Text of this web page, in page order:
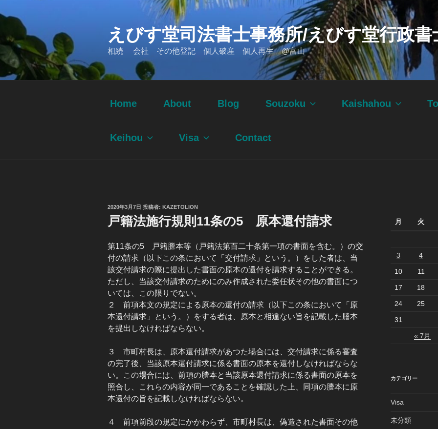
ン
ン
へ
ス
えびす堂司法書士事務所/えびす堂行政書
相続 会社 その他登記 個人破産 個人再生 @富山
Home About Blog Souzoku Kaishahou
Keihou Visa Contact
投
稿
日:
2020年3月7日 投稿者: KAZETOLION
戸籍法施行規則11条の5 原本還付請求
第11条の5 戸籍謄本等（戸籍法第百二十条第一項の書面を含む。）の交
付の請求（以下この条において「交付請求」という。）をした者は、当
該交付請求の際に提出した書面の原本の還付を請求することができる。
ただし、当該交付請求のためにのみ作成された委任状その他の書面につ
いては、この限りでない。
２ 前項本文の規定による原本の還付の請求（以下この条において「原
本還付請求」という。）をする者は、原本と相違ない旨を記載した謄本
を提出しなければならない。
３ 市町村長は、原本還付請求があつた場合には、交付請求に係る審査
の完了後、当該原本還付請求に係る書面の原本を還付しなければならな
い。この場合には、前項の謄本と当該原本還付請求に係る書面の原本を
照合し、これらの内容が同一であることを確認した上、同項の謄本に原
本還付の旨を記載しなければならない。
４ 前項前段の規定にかかわらず、市町村長は、偽造された書面その他
月 火
« 7月
3 4
10 11
17 18
24 25
31
カテゴリー
Visa
未分類